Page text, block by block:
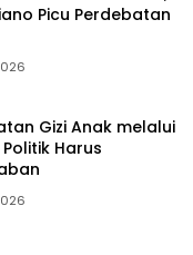
Picu Perdebatan
Gizi Anak melalui
Harus